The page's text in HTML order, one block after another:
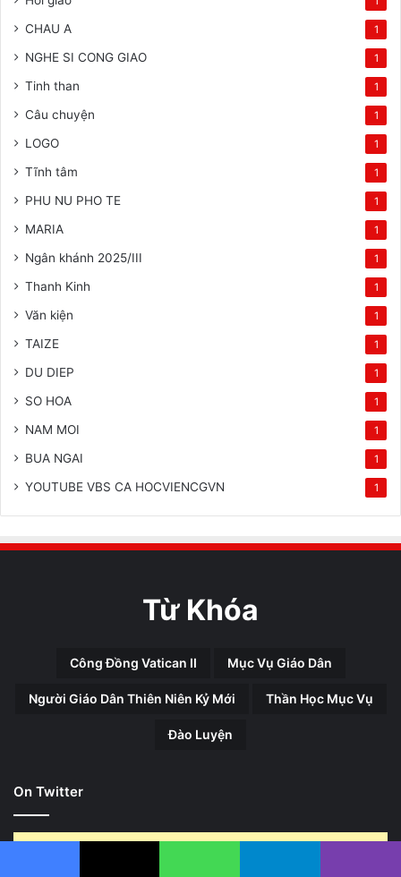
CHAU A 1
NGHE SI CONG GIAO 1
Tinh than 1
Câu chuyện 1
LOGO 1
Tĩnh tâm 1
PHU NU PHO TE 1
MARIA 1
Ngân khánh 2025/III 1
Thanh Kinh 1
Văn kiện 1
TAIZE 1
DU DIEP 1
SO HOA 1
NAM MOI 1
BUA NGAI 1
YOUTUBE VBS CA HOCVIENCGVN 1
Từ Khóa
Công Đồng Vatican II Mục Vụ Giáo Dân
Người Giáo Dân Thiên Niên Kỷ Mới Thần Học Mục Vụ
Đào Luyện
On Twitter